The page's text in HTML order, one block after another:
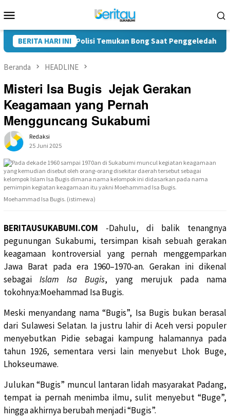
ke
Mobile
BERITA HARI INI
Polisi Temukan Bong Saat Penggeledahan Kini
Beranda HEADLINE
Misteri Isa Bugis Jejak Gerakan
Keagamaan yang Pernah
Mengguncang Sukabumi
Redaksi
25 Juni 2025
Moehammad Isa Bugis. (istimewa)
BERITAUSUKABUMI.COM -Dahulu, di balik tenangnya
pegunungan Sukabumi, tersimpan kisah sebuah gerakan
keagamaan kontroversial yang pernah menggemparkan
Jawa Barat pada era 1960–1970-an. Gerakan ini dikenal
sebagaiIslam Isa Bugis, yang merujuk pada nama
tokohnya:Moehammad Isa Bugis.
Meski menyandang nama “Bugis”, Isa Bugis bukan berasal
dari Sulawesi Selatan. Ia justru lahir di Aceh versi populer
menyebutkan Pidie sebagai kampung halamannya pada
tahun 1926, sementara versi lain menyebut Lhok Buge,
Lhokseumawe.
Julukan “Bugis” muncul lantaran lidah masyarakat Padang,
tempat ia pernah menimba ilmu, sulit menyebut “Buge”,
hingga akhirnya berubah menjadi “Bugis”.